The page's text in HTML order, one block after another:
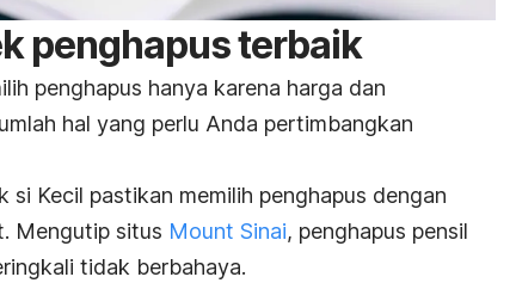
penghapus terbaik
penghapus hanya karena harga dan
hal yang perlu Anda pertimbangkan
si Kecil pastikan memilih penghapus dengan
Mengutip situs Mount Sinai, penghapus pensil
tidak berbahaya.